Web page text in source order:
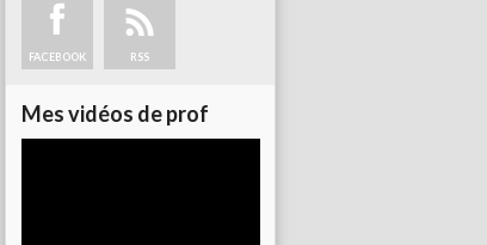
FACEBOOK RSS
Mes vidéos de prof